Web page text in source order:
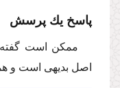
پاسخ یك پرسش
ممكن است گفته
اصل بدیهى است و